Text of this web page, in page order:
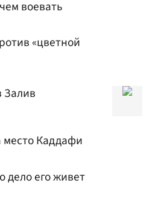
воевать
«цветной
Залив
место Каддафи
дело его живет